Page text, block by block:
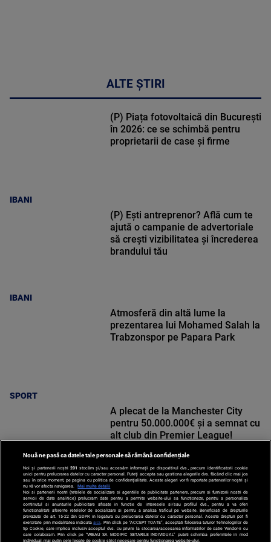
ALTE ȘTIRI
IBANI
(P) Piața fotovoltaică din București
în 2026: ce se schimbă pentru
proprietarii de case și firme
IBANI
(P) Ești antreprenor? Află cum te
ajută o campanie de advertoriale
să crești vizibilitatea și încrederea
brandului tău
SPORT
Atmosferă din altă lume la
prezentarea lui Mohamed Salah la
Trabzonspor pe Papara Park
SPORT
A plecat de la Manchester City
pentru 50.000.000€ și a semnat cu
alt club din Premier League!
Nouă ne pasă ca datele tale personale să rămână confidențiale
Noi și partenerii noștri 201 stocăm și/sau accesăm informații pe dispozitivul dvs., precum identificatorii cookie
unici pentru prelucrarea datelor cu caracter personal. Puteți accepta sau gestiona alegerile dvs. făcând clic mai jos
sau în orice moment, pe pagina cu politica de confidențialitate. Aceste alegeri vor fi raportate partenerilor noștri și
nu vă vor afecta navigarea.
Mai multe detalii
Noi si partenerii nostri (retelele de socializare si agentiile de publicitate partenere, precum si furnizorii nostri de
servicii de date analitice) prelucram date pentru a permite website-ului sa functioneze, pentru a personaliza
continutul si anunturile publicitare afisate in functie de interesele si/sau profilul dvs., pentru a va oferi
functionalitati aferente retelelor de socializare si pentru a analiza traficul pe website. Beneficiati de drepturile
prevazute de art. 15-22 din GDPR in legatura cu prelucrarea datelor cu caracter personal. Aceste drepturi pot fi
exercitate prin modalitatea indicataaici . Prin click pe “ACCEPT TOATE”, acceptati folosirea tuturor Tehnologiilor de
tip Cookie, care implica inclusiv acceptul dvs. cu privire la stocarea/accesarea informatiilor de catre Vendor-ii cu
care colaboram. Prin click pe “VREAU SA MODIFIC SETARILE INDIVIDUAL” puteti schimba preferintele in mod
individual, mai putin cele legate de cookie strict necesare pentru functionarea website-ului.